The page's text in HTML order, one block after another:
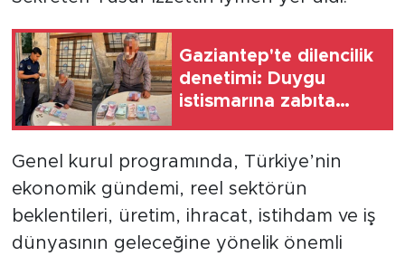
Gaziantep'te dilencilik
denetimi: Duygu
istismarına zabıta
Genel kurul programında, Türkiye’nin
ekonomik gündemi, reel sektörün
beklentileri, üretim, ihracat, istihdam ve iş
dünyasının geleceğine yönelik önemli